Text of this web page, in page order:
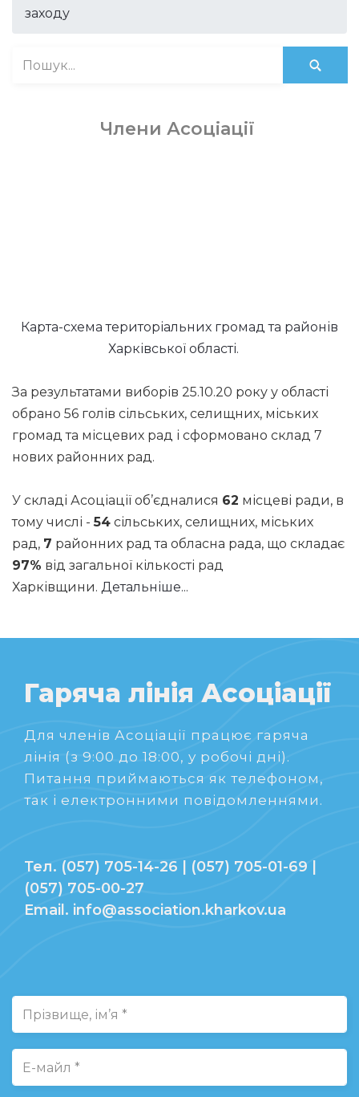
заходу
Члени Асоціації
Карта-схема територіальних громад та районів
Харківської області.
За результатами виборів 25.10.20 року у області
обрано 56 голів сільських, селищних, міських
громад та місцевих рад і сформовано склад 7
нових районних рад.
У складі Асоціації об’єдналися 62 місцеві ради, в
тому числі -54 сільських, селищних, міських
рад, 7 районних рад та обласна рада, що складає
97% від загальної кількості рад
Харківщини. Детальніше...
Гаряча лінія Асоціації
Для членів Асоціації працює гаряча
лінія (з 9:00 до 18:00, у робочі дні).
Питання приймаються як телефоном,
так і електронними повідомленнями.
Тел. (057) 705-14-26 | (057) 705-01-69 |
(057) 705-00-27
Email. info@association.kharkov.ua